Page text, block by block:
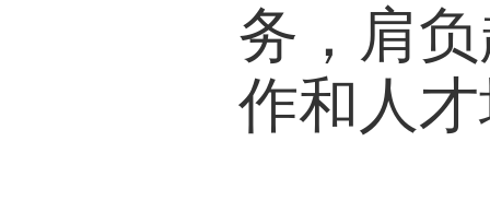
务，肩
作和人